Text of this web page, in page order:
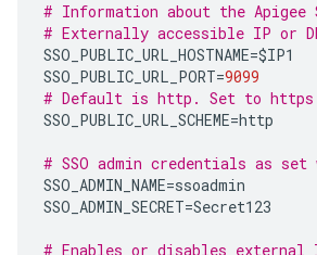
# Information about the Apigee
# Externally accessible IP or
SSO_PUBLIC_URL_HOSTNAME=$IP1
SSO_PUBLIC_URL_PORT=9099
# Default is http. Set to https
SSO_PUBLIC_URL_SCHEME=http
# SSO admin credentials as
SSO_ADMIN_NAME=ssoadmin
SSO_ADMIN_SECRET=Secret123
# Enables or disables external